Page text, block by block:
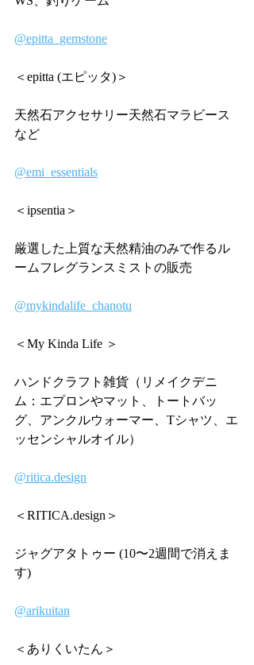
@epitta_gemstone
＜epitta (エピッタ)＞
天然石アクセサリー天然石マラビース
など
@emi_essentials
＜ipsentia＞
厳選した上質な天然精油のみで作るル
ームフレグランスミストの販売
@mykindalife_chanotu
＜My Kinda Life ＞
ハンドクラフト雑貨（リメイクデニ
ム：エプロンやマット、トートバッ
グ、アンクルウォーマー、Tシャツ、エ
ッセンシャルオイル）
@ritica.design
＜ RITICA.design ＞
ジャグアタトゥー (10〜2週間で消えま
す)
@arikuitan
＜ありくいたん＞